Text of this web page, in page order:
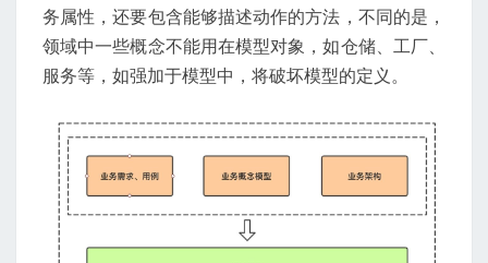
务属性，还要包含能够描述动作的方法，不同的是，
领域中一些概念不能用在模型对象，如仓储、工厂、
服务等，如强加于模型中，将破坏模型的定义。